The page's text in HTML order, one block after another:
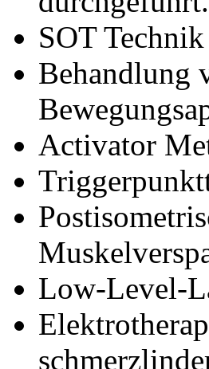
SOT
Behandlung
Activator
Low-Level-